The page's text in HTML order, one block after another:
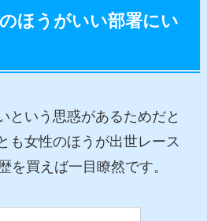
ほうがいい部署にい
という思惑があるためだと
も女性のほうが出世レース
を買えば一目瞭然です。